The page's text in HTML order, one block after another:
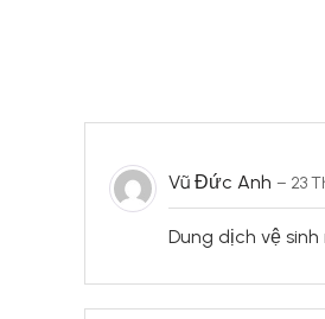
Vũ Đức Anh– 23
Dung dịch vệ